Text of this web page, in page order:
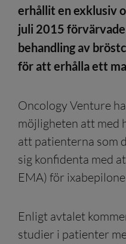
erhållit en exklusiv
juli 2015
behandling av
för att erhålla ett
Oncology Venture
möjligheten att med
att patienterna som
sig konfidenta med
EMA) för
Enligt avtalet
studier i patienter